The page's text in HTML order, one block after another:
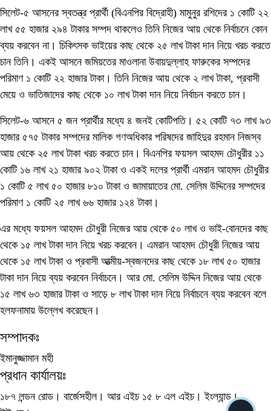
সিলেট-৫ আসনের স্বতন্ত্র প্রার্থী (বিএনপির বিদ্রোহী) মামুনুর রশিদের ১ কোটি ২২
লাখ ৫৫ হাজার ২৯৪ টাকার সম্পদ থাকলেও তিনি নিজের আয় থেকে নির্বাচনে কোন
ব্যয় করবেন না। চিকিৎসক ভাইয়ের কাছ থেকে ২৫ লাখ টাকা দান নিয়ে খরচ করতে
চান তিনি। একই আসনে জমিয়তের মাওলানা উবায়দুল্লাহ ফারুকের সম্পদের
পরিমাণ ১ কোটি ২২ হাজার টাকা। তিনি নিজের আয় থেকে ২ লাখ টাকা, প্রবাসী
মেয়ে ও ভাতিজাদের কাছ থেকে ১০ লাখ টাকা দান নিয়ে নির্বাচন করতে চান।
সিলেট-৬ আসনে ৫ জন প্রার্থীর মধ্যে ৪ জনই কোটিপতি। ৫২ কোটি ৭৩ লাখ ৯৩
হাজার ৫৭৫ টাকার সম্পদের মালিক গণঅধিকার পরিষদের জাহিদুর রহমান নিজস্ব
আয় থেকে ২৫ লাখ টাকা খরচ করতে চান। বিএনপির ফয়সল আহমদ চৌধুরীর ১১
কোটি ১৬ লাখ ২১ হাজার ৯০২ টাকা ও একই দলের প্রার্থী এমরান আহমদ চৌধুরীর
১ কোটি ৫ লাখ ৫০ হাজার ৮১০ টাকা ও জামায়াতের মো. সেলিম উদ্দিনের সম্পদের
পরিমাণ ১ কোটি ২৫ লাখ ৬৬ হাজার ১২৪ টাকা।
এর মধ্যে ফয়সল আহমদ চৌধুরী নিজের আয় থেকে ৫০ লাখ ও ভাই-বোনদের কাছ
থেকে ১৫ লাখ টাকা দান নিয়ে খরচ করবেন। এমরান আহমদ চৌধুরী নিজের আয়
থেকে ১৫ লাখ টাকা ও প্রবাসী আত্মীয়-স্বজনদের কাছ থেকে ১৮ লাখ ৫০ হাজার
টাকা দান নিয়ে ব্যয় করবেন নির্বাচনে। আর মো. সেলিম উদ্দিন নিজের আয় থেকে
১৫ লাখ ৬৩ হাজার টাকা ও সাড়ে ৮ লাখ টাকা দান নিয়ে নির্বাচনে ব্যয় করবেন বলে
হলফনামায় উল্লেখ করেছেন।
সম্পাদকঃ
ইমানুজ্জামান মহী
প্রধান কার্যালয়ঃ
১৮৭ লন্ডন রোড। বার্জেসহীল। আর এইচ ১৫ ৮ এল এইচ। ইংল্যান্ড।